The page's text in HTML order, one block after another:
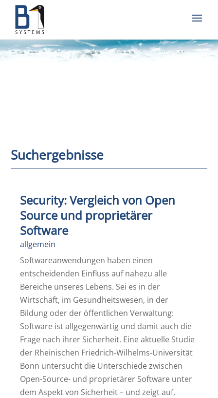
Suchergebnisse
Security: Vergleich von Open
Source und proprietärer
Software
allgemein
Softwareanwendungen haben einen
entscheidenden Einfluss auf nahezu alle
Bereiche unseres Lebens. Sei es in der
Wirtschaft, im Gesundheitswesen, in der
Bildung oder der öffentlichen Verwaltung:
Software ist allgegenwärtig und damit auch die
Frage nach ihrer Sicherheit. Eine aktuelle Studie
der Rheinischen Friedrich-Wilhelms-Universität
Bonn untersucht die Unterschiede zwischen
Open-Source- und proprietärer Software unter
dem Aspekt von Sicherheit – und zeigt auf,